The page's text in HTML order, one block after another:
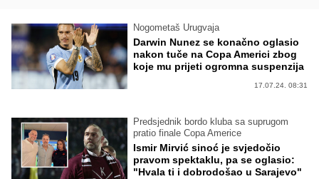
Nogometaš Urugvaja
Darwin Nunez se konačno oglasio
nakon tuče na Copa Americi zbog
koje mu prijeti ogromna suspenzija
17.07.24. 08:31
Predsjednik bordo kluba sa suprugom
pratio finale Copa Americe
Ismir Mirvić sinoć je svjedočio
pravom spektaklu, pa se oglasio:
"Hvala ti i dobrodošao u Sarajevo"